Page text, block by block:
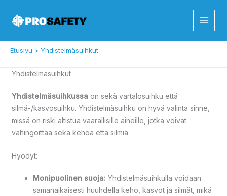
sisältöön
Etusivu Yhdistelmäsuihkut
Yhdistelmäsuihkut
Yhdistelmäsuihkussa on sekä vartalosuihku että
silmä-/kasvosuihku. Yhdistelmäsuihku on hyvä valinta sinne,
missä on riski altistua vaarallisille aineille, jotka voivat
vahingoittaa sekä kehoa että silmiä.
Hyödyt:
Monipuolinen suoja: Yhdistelmäsuihkulla voidaan
samanaikaisesti huuhdella keho, kasvot ja silmät, mikä